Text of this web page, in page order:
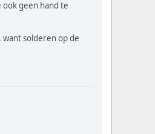
ook geen hand te
solderen op de